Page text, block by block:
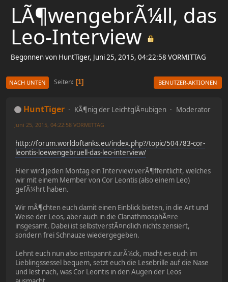
LÃ¶wengebrÃ¼ll, das
Leo-Interview
Begonnen von HuntTiger, Juni 25, 2015, 04:22:58 VORMITTAG
NACH UNTEN Seiten 1 BENUTZER-AKTIONEN
HuntTiger KÃ¶nig der LeichtglÃ¤ubigen Moderator
Juni 25, 2015, 04:22:58 VORMITTAG
http://forum.worldoftanks.eu/index.php?/topic/504783-cor-
leontis-loewengebruell-das-leo-interview/
Hier wird jeden Montag ein Interview verÃ¶ffentlicht, welches
wir mit einem Member von Cor Leontis (also einem Leo)
gefÃ¼hrt haben.
Wir mÃ¶chten euch damit einen Einblick bieten, in die Art und
Weise der Leos, aber auch in die ClanathmosphÃ¤re
insgesamt. Dabei ist selbstverstÃ¤ndlich nichts zensiert,
sondern frei Schnauze wiedergegeben.
Lehnt euch nun also entspannt zurÃ¼ck, macht es euch im
Lieblingssessel bequem, setzt euch die Lesebrille auf die Nase
und lest nach, was Cor Leontis in den Augen der Leos